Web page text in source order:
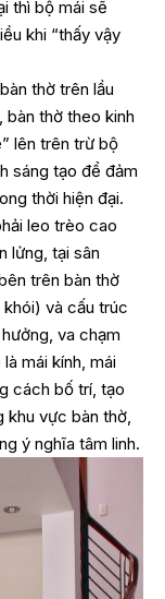
thì bộ mái sẽ
khi “thấy vậy
thờ trên lầu
bàn thờ theo kinh
lên trên trừ bộ
sáng tạo để đảm
thời hiện đại.
leo trèo cao
lửng, tại sân
trên bàn thờ
và cấu trúc
va chạm
mái kính, mái
cách bố trí, tạo
vực bàn thờ,
ý nghĩa tâm linh.